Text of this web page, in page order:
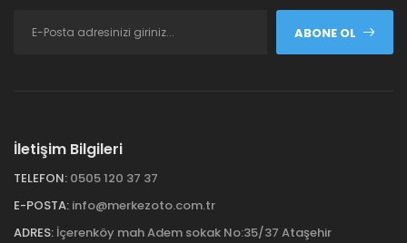
ABONE OL
İletişim Bilgileri
TELEFON: 0505 120 37 37
E-POSTA: info@merkezoto.com.tr
ADRES: İçerenköy mah Adem sokak No:35/37 Ataşehir